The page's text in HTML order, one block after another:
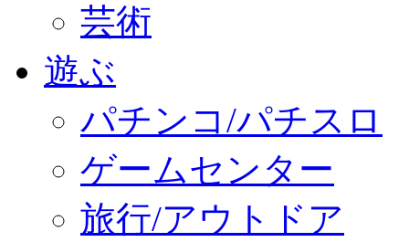
芸術
遊ぶ
パチンコ/パチスロ
ゲームセンター
旅行/アウトドア